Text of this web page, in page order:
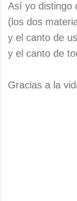
Así yo distingo
(los dos
y el canto de
y el canto de
Gracias a la